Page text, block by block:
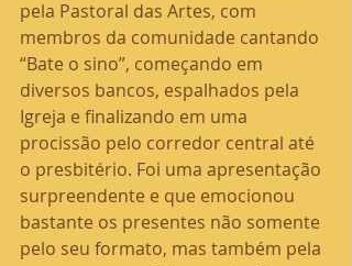
pela Pastoral das Artes, com
membros da comunidade cantando
“Bate o sino”, começando em
diversos bancos, espalhados pela
Igreja e finalizando em uma
procissão pelo corredor central até
o presbitério. Foi uma apresentação
surpreendente e que emocionou
bastante os presentes não somente
pelo seu formato, mas também pela